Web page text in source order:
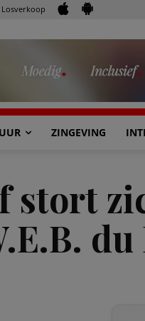
Losverkoop
ZINGEVING
stort
du